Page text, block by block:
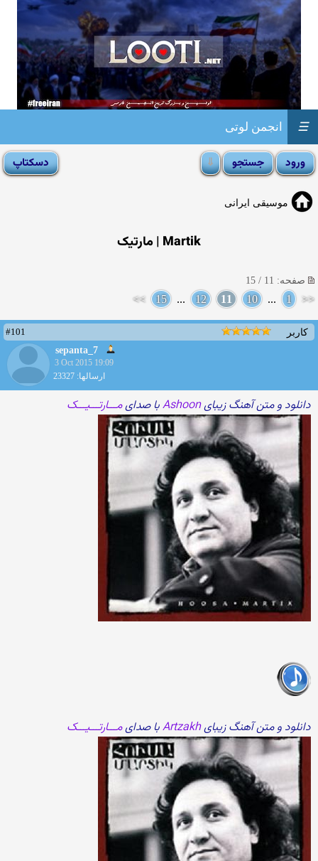
انجمن لوتی ☰
موسیقی ایرانی
Martik | مارتیک
صفحه: 11 / 15
<<
1
...
10
11
12
...
15
>>
کاربر
#101
sepanta_7
3 Oct 2015 19:09
ارسالها: 23327
دانلود و متن آهنگ زیبایAshoonبا صدایمـــارتـــیـــک
دانلود و متن آهنگ زیبایArtzakhبا صدایمـــارتـــیـــک